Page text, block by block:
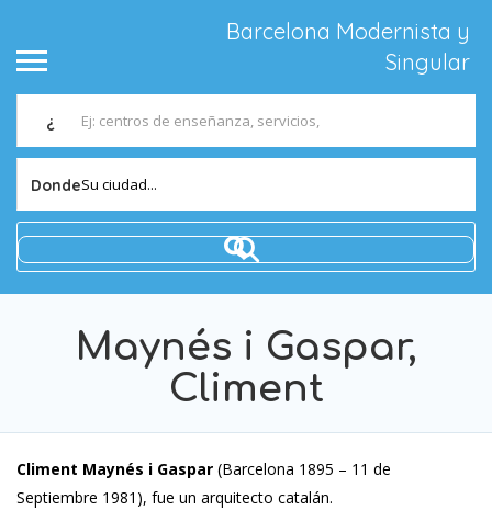
Barcelona Modernista y
Singular
¿
DondeSu ciudad...
Maynés i Gaspar,
Climent
Climent Maynés i Gaspar (Barcelona 1895 – 11 de
Septiembre 1981), fue un arquitecto catalán.